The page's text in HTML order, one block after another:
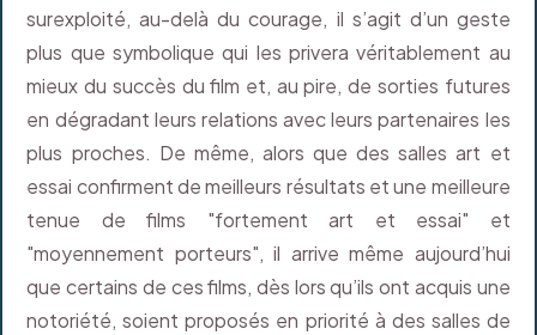
surexploité, au-delà du courage, il s’agit d’un geste
plus que symbolique qui les privera véritablement au
mieux du succès du film et, au pire, de sorties futures
en dégradant leurs relations avec leurs partenaires les
plus proches. De même, alors que des salles art et
essai confirment de meilleurs résultats et une meilleure
tenue de films "fortement art et essai" et
"moyennement porteurs", il arrive même aujourd’hui
que certains de ces films, dès lors qu’ils ont acquis une
notoriété, soient proposés en priorité à des salles de